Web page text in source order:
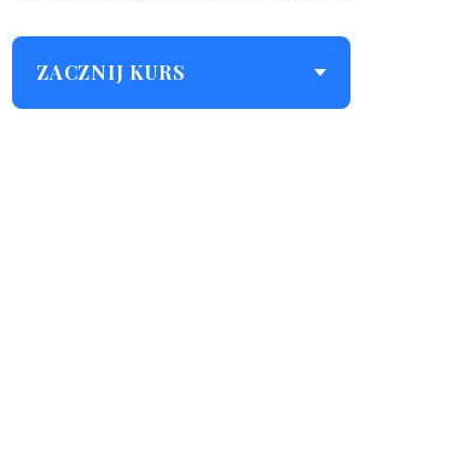
ZACZNIJ KURS